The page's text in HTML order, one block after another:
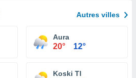
Autres villes
Aura
20° 12°
Koski Tl